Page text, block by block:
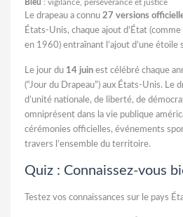
Bleu : vigilance, persévérance et justice
Le drapeau a connu 27 versions
États-Unis, chaque ajout d’État
en 1960) entraînant l’ajout d’une étoile
Le jour du 14 juin est célébré chaque
(“Jour du Drapeau”) aux États-Unis. Le
d’unité nationale, de liberté, de
omniprésent dans la vie publique
cérémonies officielles, événements
travers l’ensemble du territoire.
Quiz : Connaissez-vous
Testez vos connaissances sur le pays